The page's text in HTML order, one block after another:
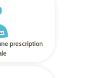
prescription